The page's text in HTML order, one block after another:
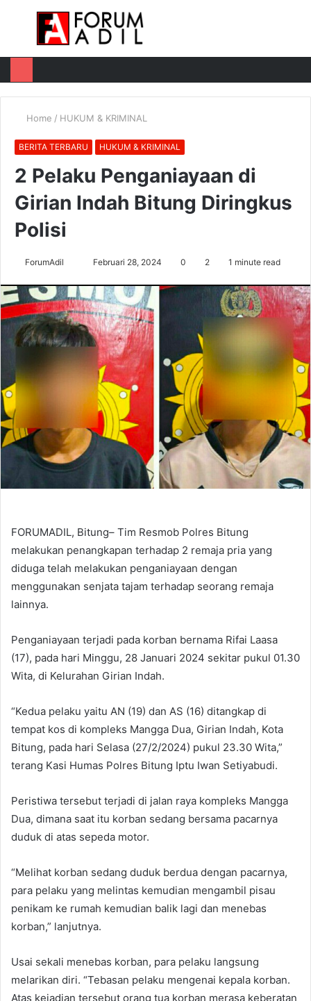
Menu
Home / HUKUM & KRIMINAL
BERITA TERBARU HUKUM & KRIMINAL
2 Pelaku Penganiayaan di
Girian Indah Bitung Diringkus
Polisi
ForumAdil
email
Februari 28, 2024 0 2 1 minute read
FORUMADIL, Bitung– Tim Resmob Polres Bitung
melakukan penangkapan terhadap 2 remaja pria yang
diduga telah melakukan penganiayaan dengan
menggunakan senjata tajam terhadap seorang remaja
lainnya.
Penganiayaan terjadi pada korban bernama Rifai Laasa
(17), pada hari Minggu, 28 Januari 2024 sekitar pukul 01.30
Wita, di Kelurahan Girian Indah.
“Kedua pelaku yaitu AN (19) dan AS (16) ditangkap di
tempat kos di kompleks Mangga Dua, Girian Indah, Kota
Bitung, pada hari Selasa (27/2/2024) pukul 23.30 Wita,”
terang Kasi Humas Polres Bitung Iptu Iwan Setiyabudi.
Peristiwa tersebut terjadi di jalan raya kompleks Mangga
Dua, dimana saat itu korban sedang bersama pacarnya
duduk di atas sepeda motor.
“Melihat korban sedang duduk berdua dengan pacarnya,
para pelaku yang melintas kemudian mengambil pisau
penikam ke rumah kemudian balik lagi dan menebas
korban,” lanjutnya.
Usai sekali menebas korban, para pelaku langsung
melarikan diri. “Tebasan pelaku mengenai kepala korban.
Atas kejadian tersebut orang tua korban merasa keberatan